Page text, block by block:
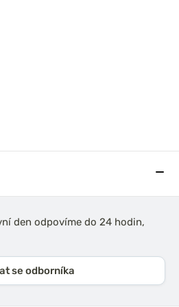
den odpovíme do 24 hodin,
se odborníka